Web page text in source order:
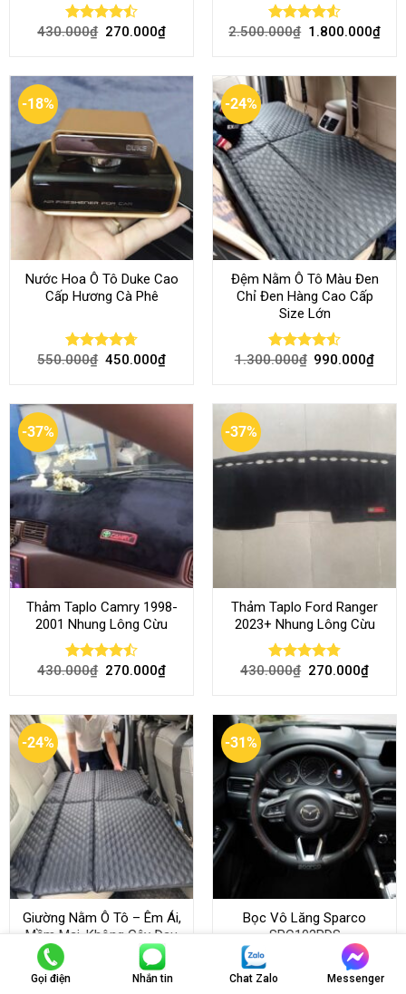
Rated
430.000₫ 270.000₫ Rated 4.51
2.500.000₫ 1.800.000₫
-18%
Nước Hoa Ô Tô Duke Cao
Cấp Hương Cà Phê
Rated4.70
550.000₫ 450.000₫
-24%
Đệm Nằm Ô Tô Màu Đen
Chỉ Đen Hàng Cao Cấp
Size Lớn
Rated 4.54
1.300.000₫ 990.000₫
-37%
Thảm Taplo Camry 1998-
2001 Nhung Lông Cừu
Rated
430.000₫ 270.000₫
-37%
Thảm Taplo Ford Ranger
2023+ Nhung Lông Cừu
Rated 4.80
430.000₫ 270.000₫
-24%
Giường Nằm Ô Tô – Êm Ái,
Mềm Mại, Không Gây Đau
Lưng Khi Sử Dụng
-31%
Bọc Vô Lăng Sparco
SPC102RDS
Gọi điện Nhắn tin Chat Zalo Messenger